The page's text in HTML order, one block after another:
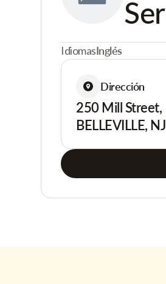
IdiomasInglés
Dirección
250 Mill Street,
BELLEVILLE,